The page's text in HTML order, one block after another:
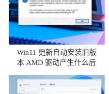
Win11 更新自动安装旧版
本 AMD 驱动产生什么后